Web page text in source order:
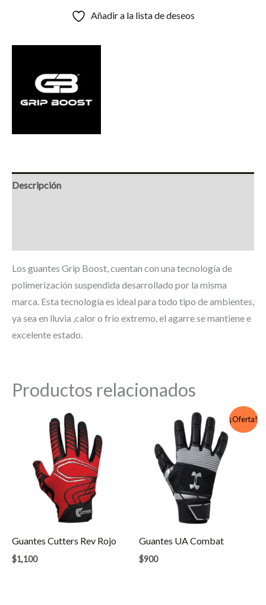
Añadir a la lista de deseos
Descripción
Los guantes Grip Boost, cuentan con una tecnología de
polimerización suspendida desarrollado por la misma
marca. Esta tecnología es ideal para todo tipo de ambientes,
ya sea en lluvia ,calor o frio extremo, el agarre se mantiene e
excelente estado.
Productos relacionados
Guantes Cutters Rev Rojo
$1,100
¡Oferta!
Guantes UA Combat
$900